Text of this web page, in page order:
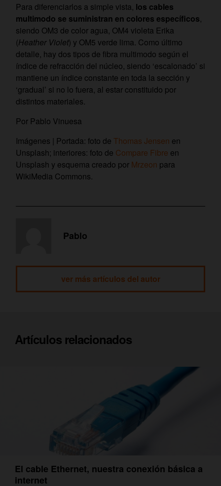
Para diferenciarlos a simple vista, los cables
multimodo se suministran en colores específicos,
siendo OM3 de color agua, OM4 violeta Erika
(Heather Violet) y OM5 verde lima. Como último
detalle, hay dos tipos de fibra multimodo según el
índice de refracción del núcleo, siendo ‘escalonado’ si
mantiene un índice constante en toda la sección y
‘gradual’ si no lo fuera, al estar constituido por
distintos materiales.
Por Pablo Vinuesa
Imágenes | Portada: foto de Thomas Jensen en
Unsplash; interiores: foto de Compare Fibre en
Unsplash y esquema creado por Mrzeon para
WikiMedia Commons.
Pablo
ver más artículos del autor
Artículos relacionados
El cable Ethernet, nuestra conexión básica a
internet